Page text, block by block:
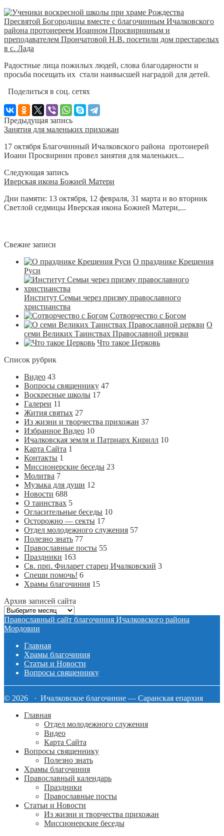
Радостные лица пожилых людей, слова благодарности и
просьба посещать их стали наивысшей наградой для детей.
Поделиться в соц. сетях
Предыдущая запись
Занятия для маленьких прихожан
17 октября Благочинный Ичалковского района протоиерей
Иоанн Просвирнин провел занятия для маленьких...
Следующая запись
Иверская икона Божией Матери
Дни памяти: 13 октября, 12 февраля, 31 марта и во вторник
Светлой седмицы Иверская икона Божией Матери,...
Свежие записи
О празднике Крещения
Руси
Институт Семьи через призму православного
христианства
Сотворчество с Богом
О
семи Великих Таинствах Православной церкви
Что такое Церковь
Список рубрик
Видео 43
Вопросы священнику 47
Воскресные школы 17
Галереи 11
Жития святых 27
Из жизни и творчества прихожан 37
Избранное Видео 10
Ичалковская земля и Патриарх Кирилл 10
Карта Сайта 1
Контакты 1
Миссионерские беседы 23
Молитва 7
Музыка для души 12
Новости 688
О таинствах 5
Огласительные беседы 10
Осторожно — секты 17
Отдел молодежного служения 57
Полезно знать 77
Православные посты 55
Праздники 163
Св. прп. Филарет старец Ичалковский 3
Спеши помочь! 6
Храмы благочиния 15
Архив записей сайта
Архив
записей
сайта
Православный сайт благочиния Ичалковского района
Мордовии
Главная
Храмы благочиния
Статьи и Новости
Вопросы священнику
© 2026 · Ичалковское благочиние — Саранская епархия
Главная
Отдел молодежного служения
Видео
Карта Сайта
Вопросы священнику
Полезно знать
Храмы благочиния
Православный календарь
Праздники
Православные посты
Статьи и Новости
Из жизни и творчества прихожан
Миссионерские беседы